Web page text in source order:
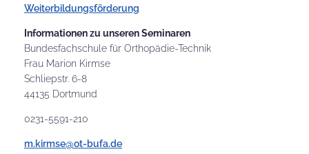
Weiterbildungsförderung
Informationen zu unseren Seminaren
Bundesfachschule für Orthopädie-Technik
Frau Marion Kirmse
Schliepstr. 6-8
44135 Dortmund
0231-5591-210
m.kirmse@ot-bufa.de